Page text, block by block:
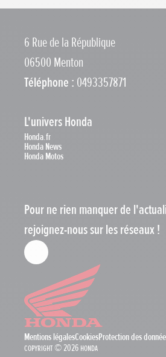
6 Rue de la République
06500 Menton
Téléphone : 0493357871
L'univers Honda
Honda.fr
Honda News
Honda Motos
Pour ne rien manquer de
rejoignez-nous sur les réseaux !
Mentions légalesCookiesProtection des
Copyright © 2026 Honda